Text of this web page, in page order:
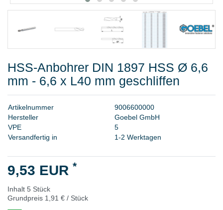
FAQ - Häufig gestellte Fragen
HSS-Anbohrer DIN 1897 HSS Ø 6,6
mm - 6,6 x L40 mm geschliffen
Artikelnummer 9006600000
Hersteller Goebel GmbH
VPE
5
Versandfertig in
1-2 Werktagen
9,53 EUR *
Inhalt 5 Stück
Grundpreis 1,91 € / Stück